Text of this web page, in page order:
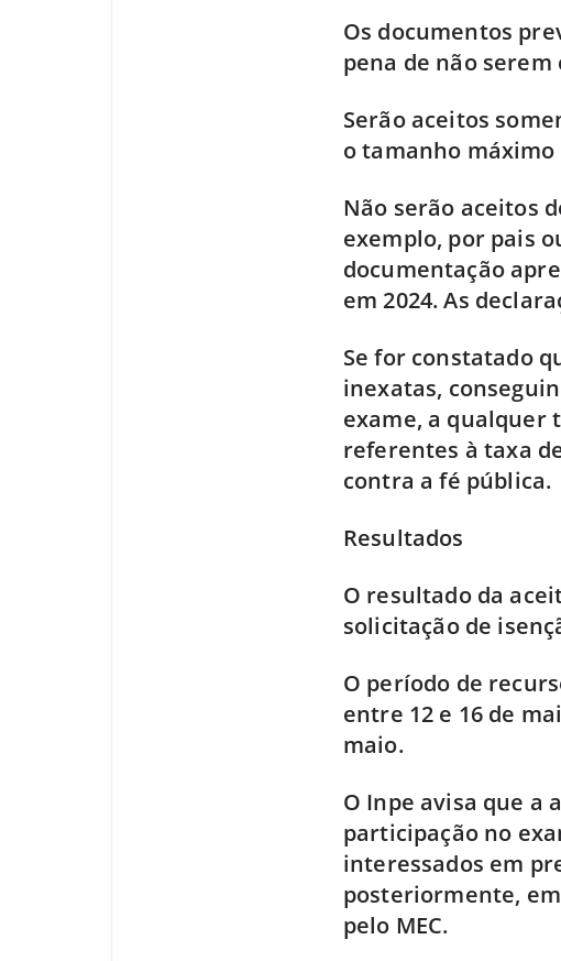
Os documentos
pena de não
Serão aceitos
o tamanho máximo
Não serão aceitos
exemplo, por pais
documentação
em 2024. As
Se for constatado
inexatas,
exame, a qualquer
referentes à taxa
contra a fé pública.
Resultados
O resultado da
solicitação de
O período de
entre 12 e 16 de
maio.
O Inpe avisa que a
participação no
interessados em
posteriormente,
pelo MEC.